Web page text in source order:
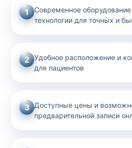
1
Современное
технологии для точных и
2 Удобное расположение и
для пациентов
3 Доступные цены и
предварительной записи